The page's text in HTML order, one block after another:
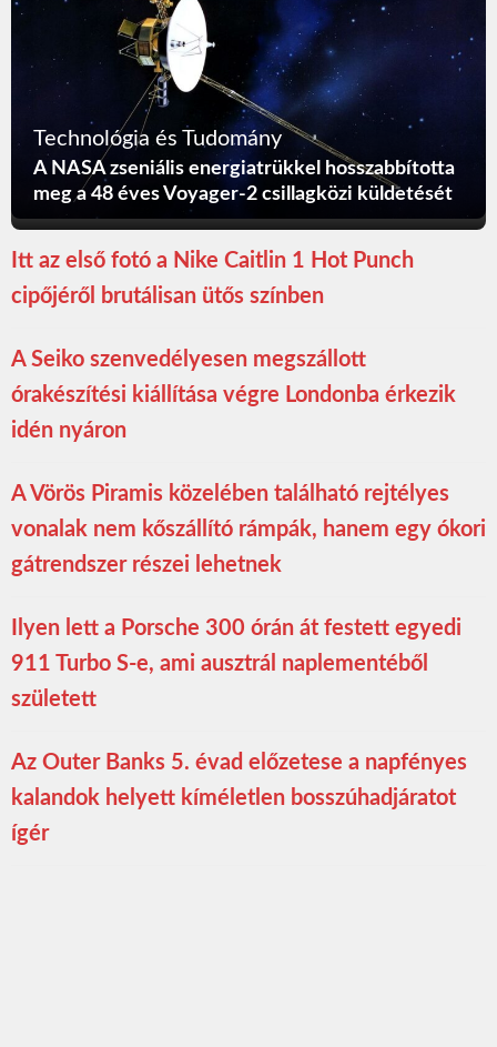
Technológia és Tudomány
A NASA zseniális energiatrükkel hosszabbította
meg a 48 éves Voyager-2 csillagközi küldetését
Itt az első fotó a Nike Caitlin 1 Hot Punch
cipőjéről brutálisan ütős színben
A Seiko szenvedélyesen megszállott
órakészítési kiállítása végre Londonba érkezik
idén nyáron
A Vörös Piramis közelében található rejtélyes
vonalak nem kőszállító rámpák, hanem egy ókori
gátrendszer részei lehetnek
Ilyen lett a Porsche 300 órán át festett egyedi
911 Turbo S-e, ami ausztrál naplementéből
született
Az Outer Banks 5. évad előzetese a napfényes
kalandok helyett kíméletlen bosszúhadjáratot
ígér